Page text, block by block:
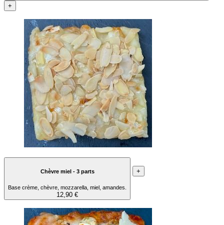
+
Chèvre miel - 3 parts
Base crème, chèvre, mozzarella, miel, amandes.
12,90 €
+